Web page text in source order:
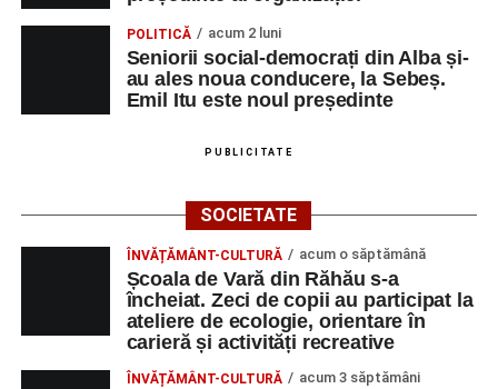
Primul concert din cadrul String Symphonic Camp
2026 a adus emoție și aplauze la Sebeș
POLITICĂ acum 2 luni
Seniorii social-democrați din Alba și-
au ales noua conducere, la Sebeș.
Emil Itu este noul președinte
PUBLICITATE
SOCIETATE
ÎNVĂȚĂMÂNT-CULTURĂ acum o săptămână
Școala de Vară din Răhău s-a
încheiat. Zeci de copii au participat la
ateliere de ecologie, orientare în
carieră și activități recreative
ÎNVĂȚĂMÂNT-CULTURĂ acum 3 săptămâni